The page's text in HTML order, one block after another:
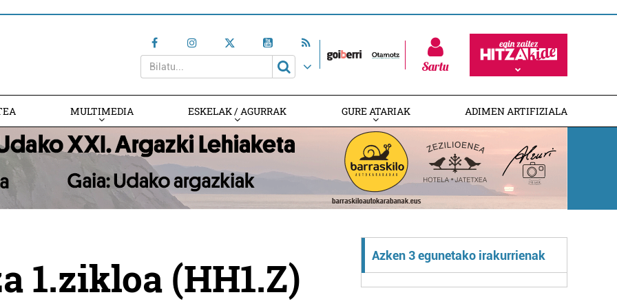
Sartu
MULTIMEDIA ESKELAK / AGURRAK GURE ATARIAK ADIMEN ARTIFIZIALA
1.zikloa (HH1.Z) Azken 3 egunetako irakurrienak